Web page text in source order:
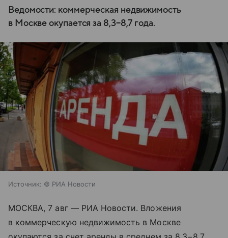
Ведомости: коммерческая недвижимость
в Москве окупается за 8,3−8,7 года.
Источник: © РИА Новости
МОСКВА, 7 авг — РИА Новости. Вложения
в коммерческую недвижимость в Москве